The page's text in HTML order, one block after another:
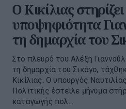
Ο Κικίλιας
υποψηφιότητα
τη δημαρχία του
Στο πλευρό του Αλέξη
τη δημαρχία του Σικάγο,
Κικίλιας. Ο υπουργός
Πολιτικής έστειλε μήνυμα
καταγωγής πολ...